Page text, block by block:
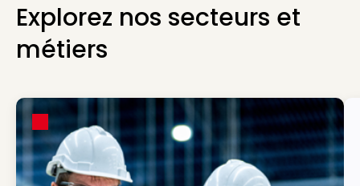
Explorez nos secteurs et
métiers